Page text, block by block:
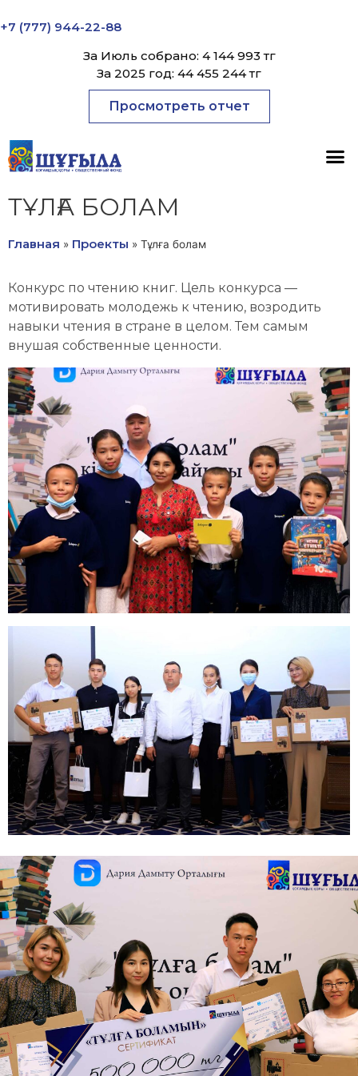
+7 (777) 944-22-88
За Июль собрано: 4 144 993 тг
За 2025 год: 44 455 244 тг
Просмотреть отчет
ТҰЛҒА БОЛАМ
Главная » Проекты » Тұлға болам
Конкурс по чтению книг. Цель конкурса —
мотивировать молодежь к чтению, возродить
навыки чтения в стране в целом. Тем самым
внушая собственные ценности.